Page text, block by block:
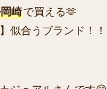
崎で買える🫶
似合うブランド！！